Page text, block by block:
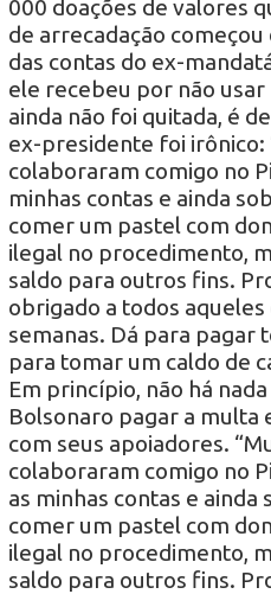
000 doações de valores
de arrecadação
das contas do ex-
ele recebeu por não
ainda não foi quitada, é
ex-presidente foi irônico:
colaboraram comigo no
minhas contas e ainda
comer um pastel com
ilegal no procedimento,
saldo para outros fins.
obrigado a todos
semanas. Dá para pagar
para tomar um caldo de
Em princípio, não há
Bolsonaro pagar a multa
com seus apoiadores.
colaboraram comigo no
as minhas contas e
comer um pastel com
ilegal no procedimento,
saldo para outros fins.